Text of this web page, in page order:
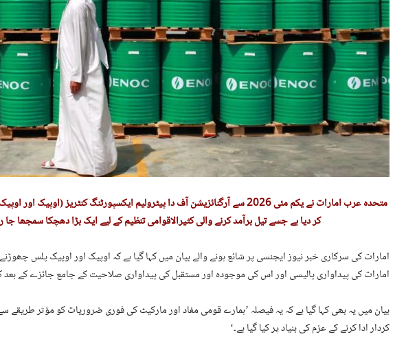
متحدہ عرب امارات نے یکم مئی 2026 سے آرگنائزیشن آف دا پیٹرولیم ایکسپورٹنگ کنٹریز
کر دیا ہے جسے تیل برآمد کرنے والی کثیرالاقوامی تنظیم کے لیے ایک بڑا دھچکا سمجھا جا
امارات کی سرکاری خبر نیوز ایجنسی پر شائع ہونے والے بیان میں کہا گیا ہے کہ اوپیک اور اوپیک پلس
امارات کی پیداواری پالیسی اور اس کی موجودہ اور مستقبل کی پیداواری صلاحیت کے جامع جائزے کے بعد
بیان میں یہ بھی کہا گیا ہے کہ یہ فیصلہ ’ہمارے قومی مفاد اور مارکیٹ کی فوری ضروریات کو مؤثر طریقے سے
کردار ادا کرنے کے عزم کی بنیاد پر کیا گیا ہے۔‘